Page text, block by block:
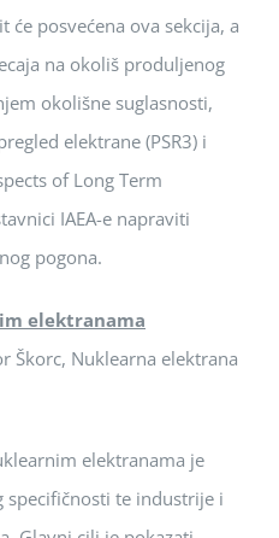
posvećena ova sekcija, a
na okoliš produljenog
okolišne suglasnosti,
elektrane (PSR3) i
of Long Term
IAEA-e napraviti
pogona.
elektranama
Škorc, Nuklearna elektrana
elektranama je
specifičnosti te industrije i